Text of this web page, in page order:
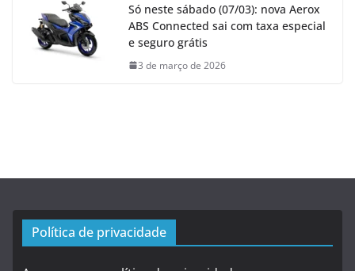
Só neste sábado (07/03): nova Aerox
ABS Connected sai com taxa especial
e seguro grátis
3 de março de 2026
Política de privacidade